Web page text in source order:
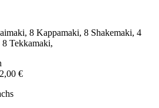
8 Kappamaki, 8 Shakemaki, 4
Tekkamaki,
€